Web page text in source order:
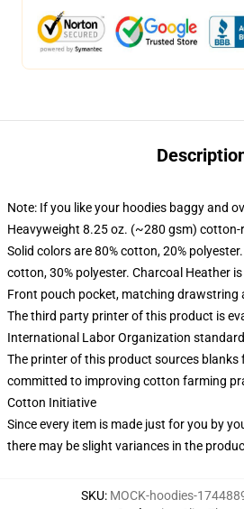
Note: If you like your hoodies baggy and
Heavyweight 8.25 oz. (~280 gsm) cotton-
Solid colors are 80% cotton, 20%
cotton, 30% polyester. Charcoal Heather
Front pouch pocket, matching drawstring
The third party printer of this product is
International Labor Organization
The printer of this product sources
committed to improving cotton farming
Cotton Initiative
Since every item is made just for you by
there may be slight variances in the
SKU: MOCK-hoodies-